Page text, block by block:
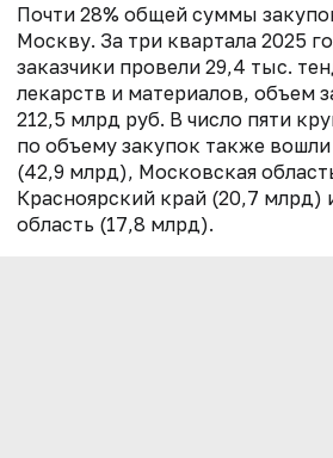
Почти 28% общей суммы
Москву. За три квартала 2025
заказчики провели 29,4 тыс.
лекарств и материалов, объем
212,5 млрд руб. В число пяти
по объему закупок также
(42,9 млрд), Московская
Красноярский край (20,7 млрд)
область (17,8 млрд).